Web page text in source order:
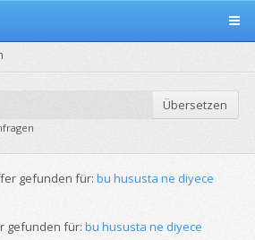
Übersetzen
gefunden für: bu hususta ne diyece
gefunden für: bu hususta ne diyece